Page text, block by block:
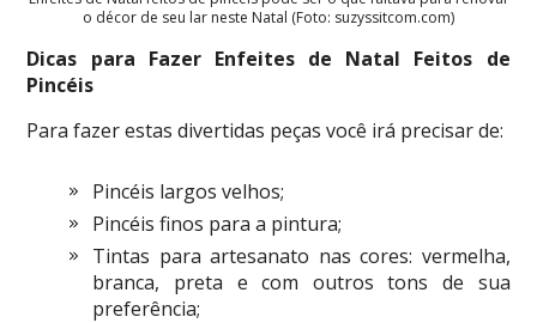
o décor de seu lar neste Natal (Foto: suzyssitcom.com)
Dicas para Fazer Enfeites de Natal Feitos de
Pincéis
Para fazer estas divertidas peças você irá precisar de:
Pincéis largos velhos;
Pincéis finos para a pintura;
Tintas para artesanato nas cores: vermelha,
branca, preta e com outros tons de sua
preferência;